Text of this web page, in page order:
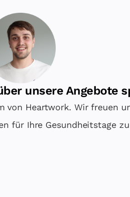
unsere Angebote
von Heartwork. Wir freuen
für Ihre Gesundheitstage zu